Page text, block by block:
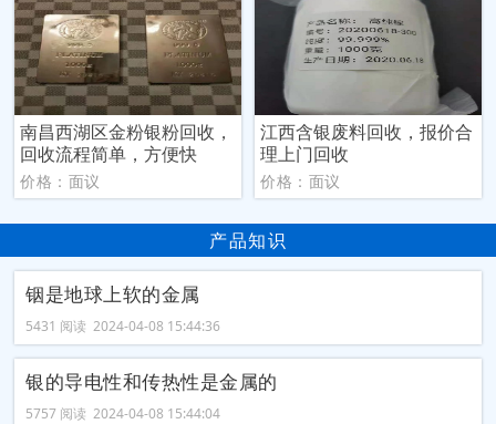
南昌西湖区金粉银粉回收，
回收流程简单，方便快
价格：面议
江西含银废料回收，报价合
理上门回收
价格：面议
产品知识
铟是地球上软的金属
5431 阅读 2024-04-08 15:44:36
银的导电性和传热性是金属的
5757 阅读 2024-04-08 15:44:04